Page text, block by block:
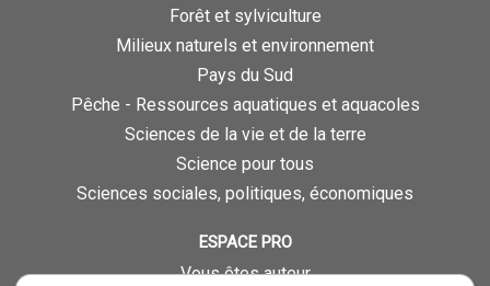
Forêt et sylviculture
Milieux naturels et environnement
Pays du Sud
Pêche - Ressources aquatiques et aquacoles
Sciences de la vie et de la terre
Science pour tous
Sciences sociales, politiques, économiques
ESPACE PRO
Vous êtes auteur